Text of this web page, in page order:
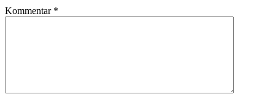
Kommentar *